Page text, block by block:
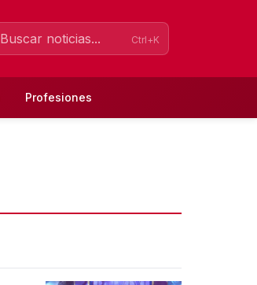
Ctrl+K
Profesiones